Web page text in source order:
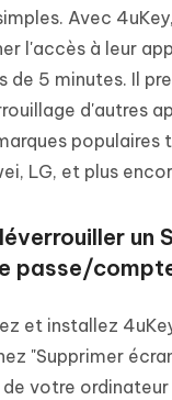
Avec
l'accès à leur
de 5 minutes. Il
d'autres
populaires
LG, et plus
un
passe/
et installez
"Supprimer
de votre